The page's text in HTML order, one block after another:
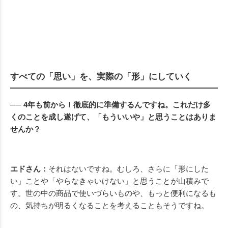
すべての「思い」を、実際の「形」にしていく
── 4年も前から！徹底的に準備するんですね。これだけ多
くのことを成し遂げて、「もういいや」と思うことはありま
せんか？
エドさん： それはないですね。むしろ、さらに「形にした
い」ことや「やらなきゃいけない」と思うことが山積みで
す。世の中の商品で使いづらいものや、もっと便利になるも
の、気持ちが明るくなることを考えることもそうですね。